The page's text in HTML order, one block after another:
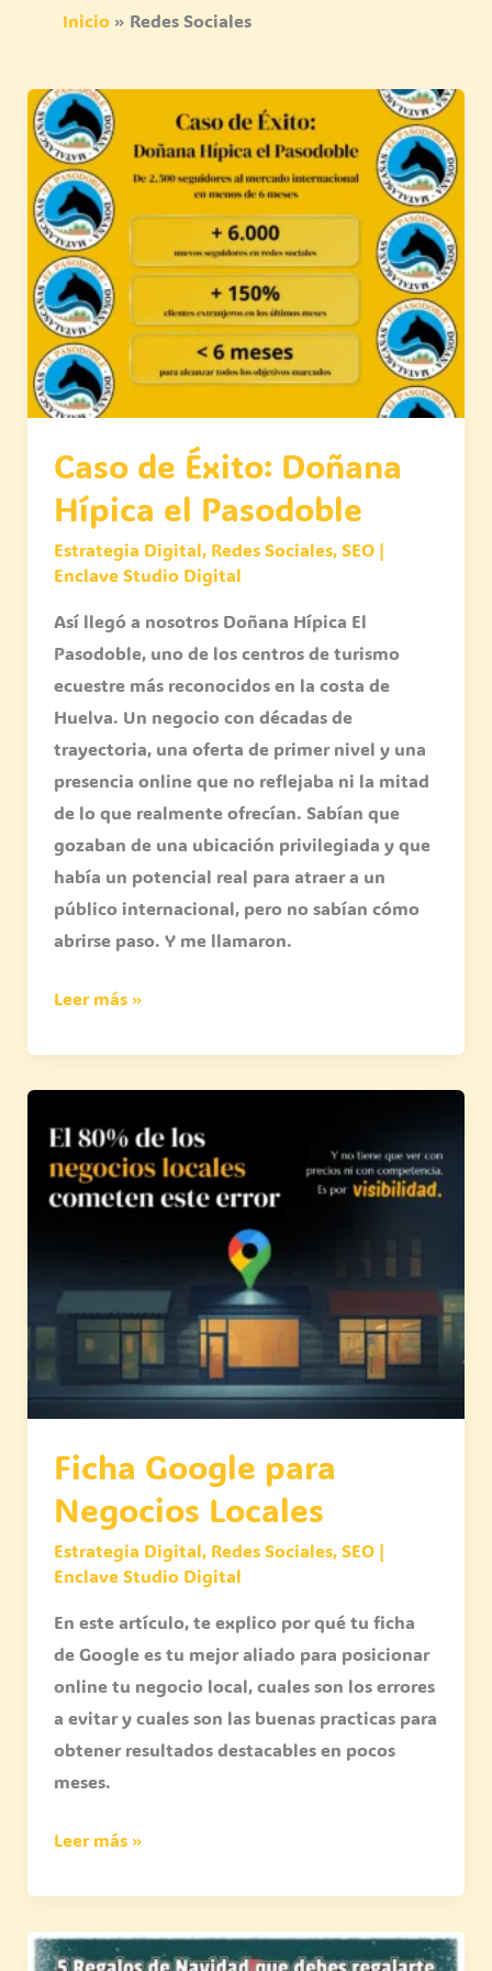
Inicio Redes Sociales
Caso de Éxito: Doñana
Hípica el Pasodoble
Estrategia Digital, Redes Sociales,SEO|
Enclave Studio Digital
Así llegó a nosotros Doñana Hípica El
Pasodoble, uno de los centros de turismo
ecuestre más reconocidos en la costa de
Huelva. Un negocio con décadas de
trayectoria, una oferta de primer nivel y una
presencia online que no reflejaba ni la mitad
de lo que realmente ofrecían. Sabían que
gozaban de una ubicación privilegiada y que
había un potencial real para atraer a un
público internacional, pero no sabían cómo
abrirse paso. Y me llamaron.
Caso
de
Éxito:
Doñana
Hípica
el
Pasodoble
Leer más »
Ficha Google para
Negocios Locales
Estrategia Digital, Redes Sociales,SEO|
Enclave Studio Digital
En este artículo, te explico por qué tu ficha
de Google es tu mejor aliado para posicionar
online tu negocio local, cuales son los errores
a evitar y cuales son las buenas practicas para
obtener resultados destacables en pocos
meses.
Google
para
Negocios
Leer más »
5